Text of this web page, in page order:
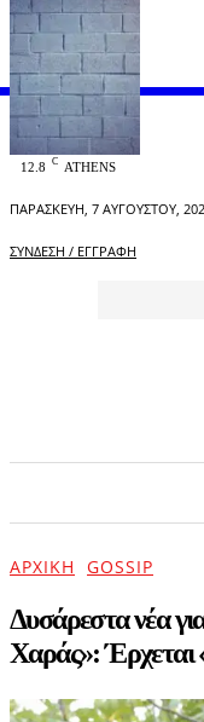
OFFICIAL
12.8 C ATHENS
ΠΑΡΑΣΚΕΥΉ, 7 ΑΥΓΟΎΣΤΟΥ,
ΣΎΝΔΕΣΗ / ΕΓΓΡΑΦΉ
ΑΡΧΙΚΉ GOSSIP
Δυσάρεστα νέα
Χαράς»: Έρχεται